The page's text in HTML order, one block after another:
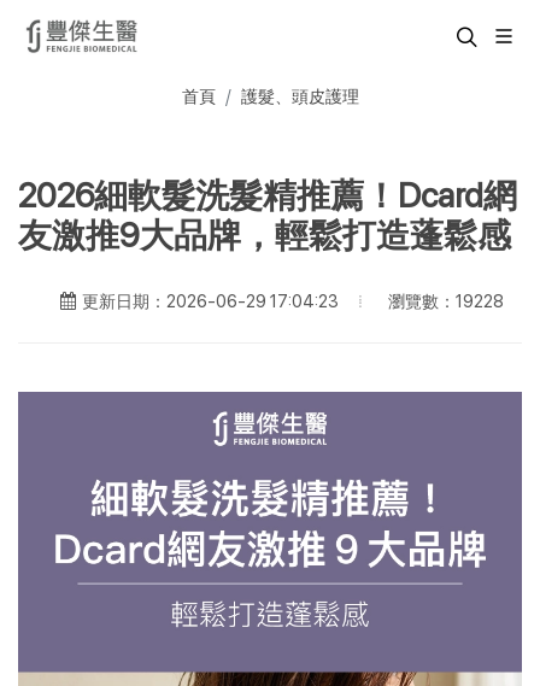
首頁 護髮、頭皮護理
2026細軟髮洗髮精推薦！Dcard網
友激推9大品牌，輕鬆打造蓬鬆感
更新日期：2026-06-29 17:04:23 瀏覽數：19228